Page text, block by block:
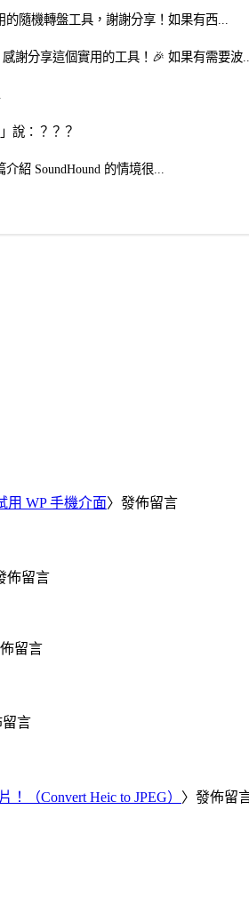
的隨機轉盤工具，謝謝分享！如果有西...
感謝分享這個實用的工具！🎉 如果有需要波
」說：？？？
介紹 SoundHound 的情境很...
用 WP 手機介面〉發佈留言
佈留言
留言
留言
（Convert Heic to JPEG） 〉發佈留